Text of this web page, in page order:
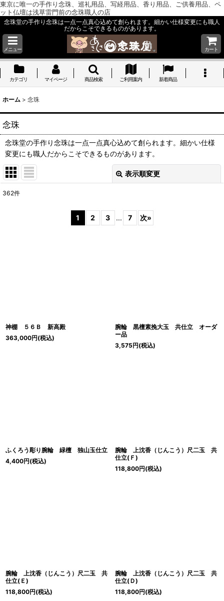
東京に唯一の手作り念珠、巡礼用品、写経用品、香り用品、ご供養用品、ペ
ット仏壇は浅草雷門前の念珠職人の店
念珠堂の手作り念珠は一点一点真心込めて創られます。細かい仕様変更にも職人
だからこそできるものがあります。
メニュー カート
カテゴリ マイページ 商品検索 ご利用案内 新着商品
ホーム > 念珠
念珠
念珠堂の手作り念珠は一点一点真心込めて創られます。細かい仕様
変更にも職人だからこそできるものがあります。
表示順変更
サブカテゴリ
362件
1 2 3 ... 7 次»
神棚 ５６Ｂ 新高殿
363,000円(税込)
腕輪 黒檀素挽大玉 共仕立 オーダ
ー品
3,575円(税込)
ふくろう彫り腕輪 緑檀 独山玉仕立
4,400円(税込)
腕輪 上沈香（じんこう）尺二玉 共
仕立(Ｆ)
118,800円(税込)
腕輪 上沈香（じんこう）尺二玉 共
仕立(Ｅ)
118,800円(税込)
腕輪 上沈香（じんこう）尺二玉 共
仕立(Ｄ)
118,800円(税込)